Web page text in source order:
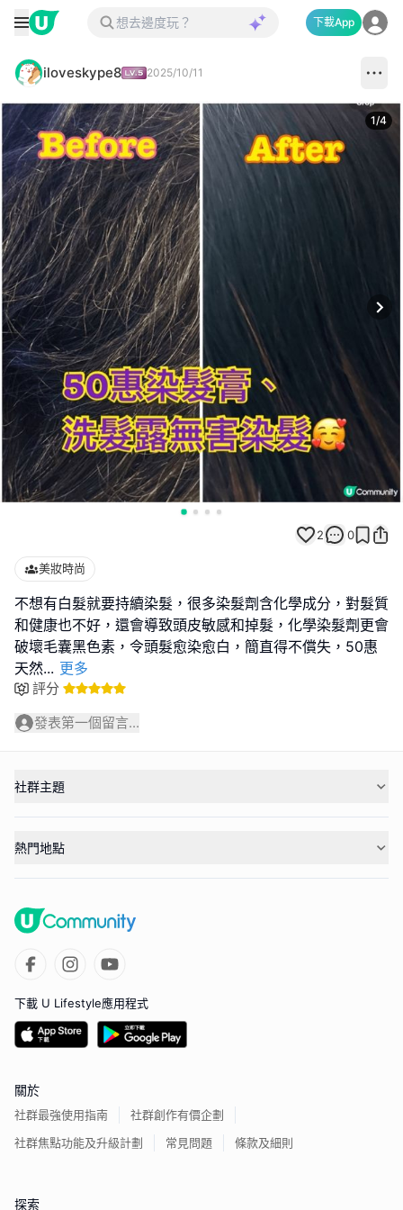
下載App
iloveskype8 2025/10/11
1/4
2 0
美妝時尚
不想有白髮就要持續染髮，很多染髮劑含化學成分，對髮質
和健康也不好，還會導致頭皮敏感和掉髮，化學染髮劑更會
破壞毛囊黑色素，令頭髮愈染愈白，簡直得不償失，50惠
天然... 更多
評分
發表第一個留言...
社群主題
熱門地點
下載 U Lifestyle應用程式
關於
社群最強使用指南
社群創作有價企劃
社群焦點功能及升級計劃
常見問題 條款及細則
探索